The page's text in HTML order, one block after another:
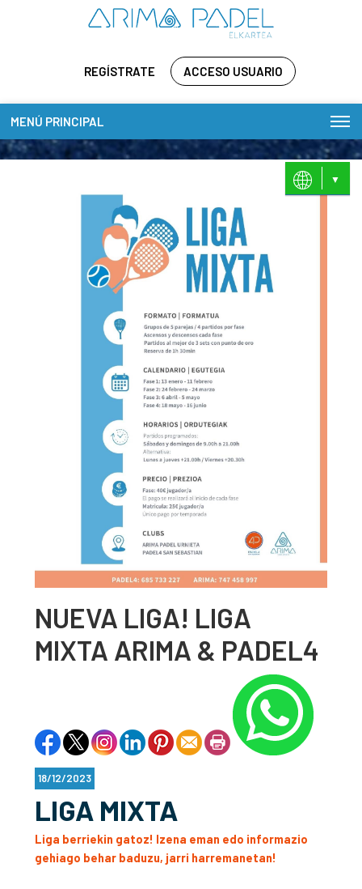
REGÍSTRATE ACCESO USUARIO
MENÚ PRINCIPAL
NUEVA LIGA! LIGA
MIXTA ARIMA & PADEL4
18/12/2023
LIGA MIXTA
Liga berriekin gatoz! Izena eman edo informazio
gehiago behar baduzu, jarri harremanetan!